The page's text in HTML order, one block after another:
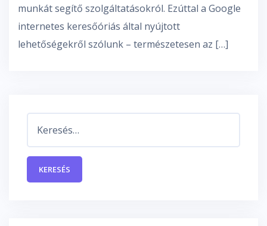
munkát segítő szolgáltatásokról. Ezúttal a Google
internetes keresőóriás által nyújtott
lehetőségekről szólunk – természetesen az […]